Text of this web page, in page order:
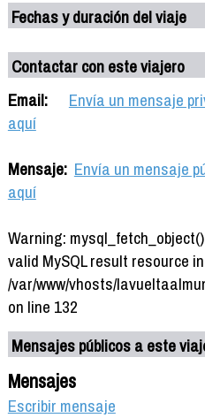
Fechas y duración del viaje
Contactar con este viajero
Email:
Envía un mensaje
aquí
Mensaje: Envía un mensaje
aquí
Warning:
valid MySQL result resource in
/var/www/vhosts/
on line 132
Mensajes públicos a este
Mensajes
Escribir mensaje